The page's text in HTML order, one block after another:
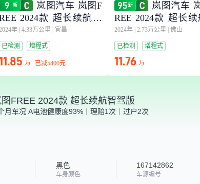
岚图汽车 岚图F
2024款 超长续航智
版
年 4.33万公里 宜昌
已检测 增程式
万 已减5400元
岚图汽车
REE 2024款 超长续
驾版
2024年 2.73万公里 佛山
已检测 增程式
11.76 万
FREE 2024款 超长续航智驾版
月车况 A电池健康度93%｜理赔1次｜过户2次
黑色
车身颜色
167142862
车源编号